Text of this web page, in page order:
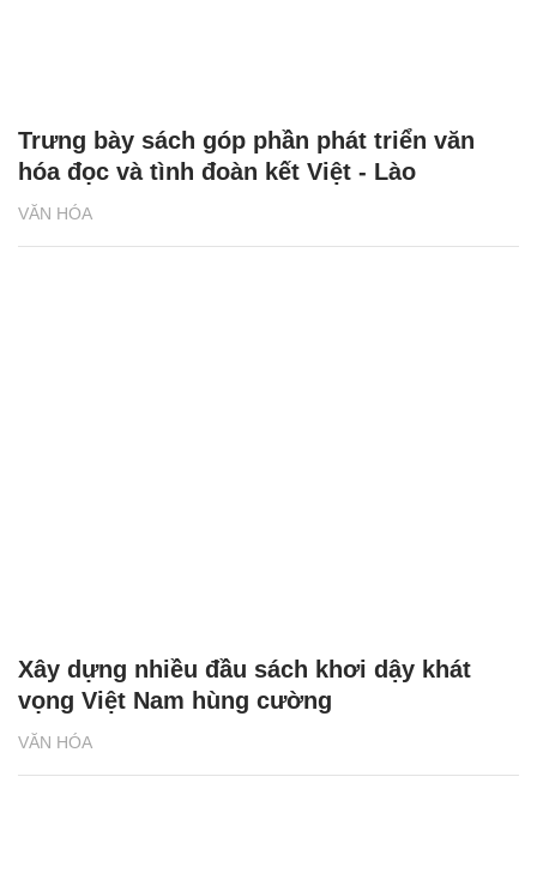
VĂN HÓA
Trưng bày sách góp phần phát triển văn
hóa đọc và tình đoàn kết Việt - Lào
VĂN HÓA
Xây dựng nhiều đầu sách khơi dậy khát
vọng Việt Nam hùng cường